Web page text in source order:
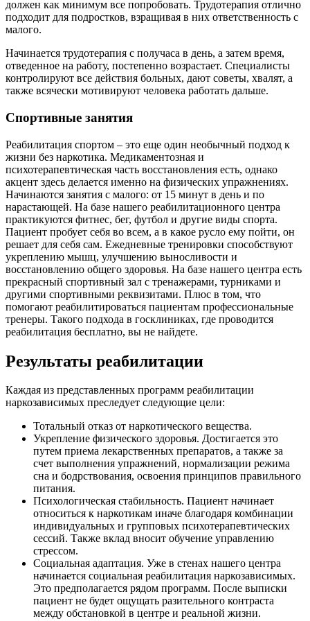
должен как минимум все попробовать. Трудотерапия отлично
подходит для подростков, взращивая в них ответственность с
малого.
Начинается трудотерапия с получаса в день, а затем время,
отведенное на работу, постепенно возрастает. Специалисты
контролируют все действия больных, дают советы, хвалят, а
также всячески мотивируют человека работать дальше.
Спортивные занятия
Реабилитация спортом – это еще один необычный подход к
жизни без наркотика. Медикаментозная и
психотерапевтическая часть восстановления есть, однако
акцент здесь делается именно на физических упражнениях.
Начинаются занятия с малого: от 15 минут в день и по
нарастающей. На базе нашего реабилитационного центра
практикуются фитнес, бег, футбол и другие виды спорта.
Пациент пробует себя во всем, а в какое русло ему пойти, он
решает для себя сам. Ежедневные тренировки способствуют
укреплению мышц, улучшению выносливости и
восстановлению общего здоровья. На базе нашего центра есть
прекрасный спортивный зал с тренажерами, турниками и
другими спортивными реквизитами. Плюс в том, что
помогают реабилитироваться пациентам профессиональные
тренеры. Такого подхода в госклиниках, где проводится
реабилитация бесплатно, вы не найдете.
Результаты реабилитации
Каждая из представленных программ реабилитации
наркозависимых преследует следующие цели:
Тотальный отказ от наркотического вещества.
Укрепление физического здоровья. Достигается это
путем приема лекарственных препаратов, а также за
счет выполнения упражнений, нормализации режима
сна и бодрствования, освоения принципов правильного
питания.
Психологическая стабильность. Пациент начинает
относиться к наркотикам иначе благодаря комбинации
индивидуальных и групповых психотерапевтических
сессий. Также вклад вносит обучение управлению
стрессом.
Социальная адаптация. Уже в стенах нашего центра
начинается социальная реабилитация наркозависимых.
Это предполагается рядом программ. После выписки
пациент не будет ощущать разительного контраста
между обстановкой в центре и реальной жизни.